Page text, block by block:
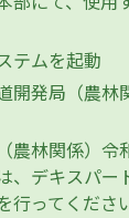
テムを起動
開発局（農林
林関係）令
、デキスパー
行ってくださ